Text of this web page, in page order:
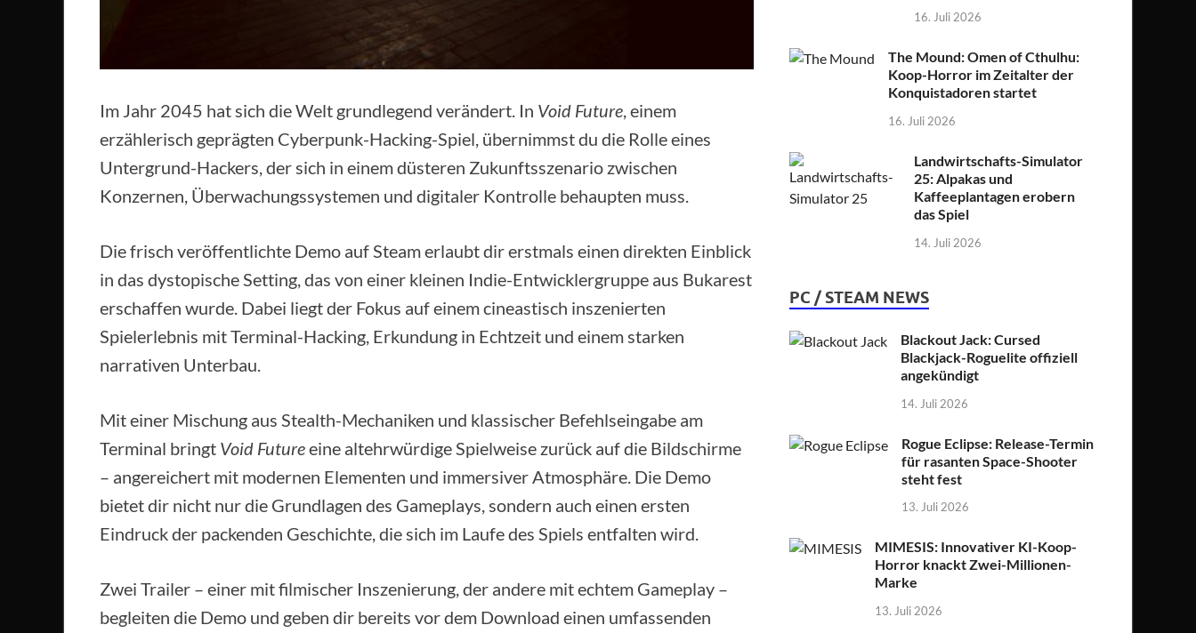
Im Jahr 2045 hat sich die Welt grundlegend verändert. In Void Future, einem
erzählerisch geprägten Cyberpunk-Hacking-Spiel, übernimmst du die Rolle eines
Untergrund-Hackers, der sich in einem düsteren Zukunftsszenario zwischen
Konzernen, Überwachungssystemen und digitaler Kontrolle behaupten muss.
Die frisch veröffentlichte Demo auf Steam erlaubt dir erstmals einen direkten Einblick
in das dystopische Setting, das von einer kleinen Indie-Entwicklergruppe aus Bukarest
erschaffen wurde. Dabei liegt der Fokus auf einem cineastisch inszenierten
Spielerlebnis mit Terminal-Hacking, Erkundung in Echtzeit und einem starken
narrativen Unterbau.
Mit einer Mischung aus Stealth-Mechaniken und klassischer Befehlseingabe am
Terminal bringt Void Futureeine altehrwürdige Spielweise zurück auf die Bildschirme
– angereichert mit modernen Elementen und immersiver Atmosphäre. Die Demo
bietet dir nicht nur die Grundlagen des Gameplays, sondern auch einen ersten
Eindruck der packenden Geschichte, die sich im Laufe des Spiels entfalten wird.
Zwei Trailer – einer mit filmischer Inszenierung, der andere mit echtem Gameplay –
begleiten die Demo und geben dir bereits vor dem Download einen umfassenden
16. Juli 2026
The Mound: Omen of Cthulhu:
Koop-Horror im Zeitalter der
Konquistadoren startet
16. Juli 2026
Landwirtschafts-Simulator
25: Alpakas und
Kaffeeplantagen erobern
das Spiel
14. Juli 2026
PC / STEAM NEWS
Blackout Jack: Cursed
Blackjack-Roguelite offiziell
angekündigt
14. Juli 2026
Rogue Eclipse: Release-Termin
für rasanten Space-Shooter
steht fest
13. Juli 2026
MIMESIS: Innovativer KI-Koop-
Horror knackt Zwei-Millionen-
Marke
13. Juli 2026